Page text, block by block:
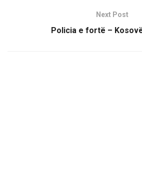
Next Post
Policia e fortë –